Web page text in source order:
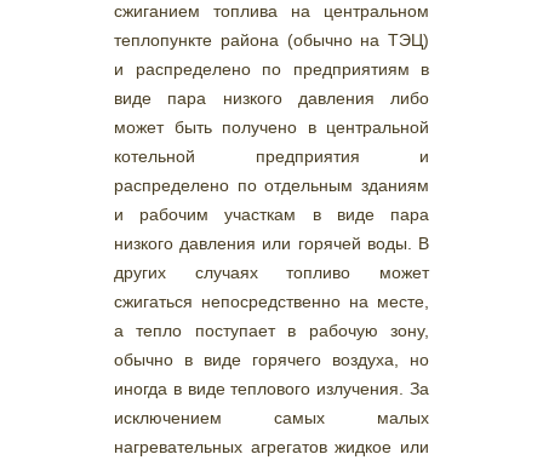
сжиганием топлива на центральном
теплопункте района (обычно на ТЭЦ)
и распределено по предприятиям в
виде пара низкого давления либо
может быть получено в центральной
котельной предприятия и
распределено по отдельным зданиям
и рабочим участкам в виде пара
низкого давления или горячей воды. В
других случаях топливо может
сжигаться непосредственно на месте,
а тепло поступает в рабочую зону,
обычно в виде горячего воздуха, но
иногда в виде теплового излучения. За
исключением самых малых
нагревательных агрегатов жидкое или